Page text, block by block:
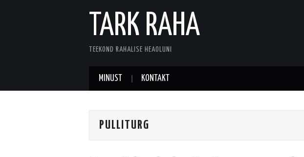
TARK RAHA
TEEKOND RAHALISE HEAOLUNI
MINUST KONTAKT
PULLITURG